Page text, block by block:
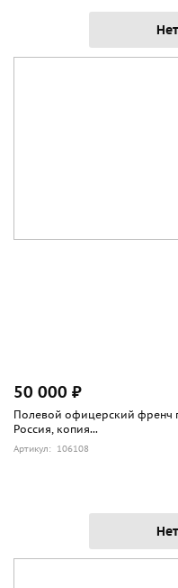
50 000 ₽
Полевой офицерский френч
Россия, копия...
Артикул: 106108